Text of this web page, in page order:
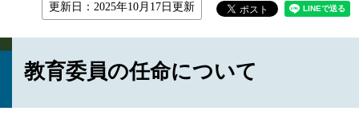
更新日：2025年10月17日更新
教育委員の任命について